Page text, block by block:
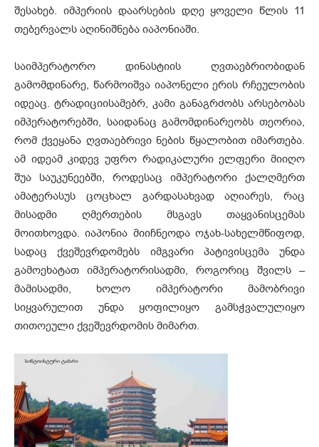
შესახებ. იმპერიის დაარსების დღე ყოველი წლის 11
თებერვალს აღინიშნება იაპონიაში.
საიმპერატორო დინასტიის ღვთაებრიობიდან
გამომდინარე, წარმოიშვა იაპონელი ერის რჩეულობის
იდეაც. ტრადიციისამებრ, კამი განაგრძობს არსებობას
იმპერატორებში, საიდანაც გამომდინარეობს თეორია,
რომ ქვეყანა ღვთაებრივი ნების წყალობით იმართება.
ამ იდეამ კიდევ უფრო რადიკალური ელფერი მიიღო
შუა საუკუნეებში, როდესაც იმპერატორი ქალღმერთ
ამატერასუს ცოცხალ გარდასახვად აღიარეს, რაც
მისადმი ღმერთების მსგავს თაყვანისცემას
მოითხოვდა. იაპონია მიიჩნეოდა ოჯახ-სახელმწიფოდ,
სადაც ქვეშევრდომებს იმგვარი პატივისცემა უნდა
გამოეხატათ იმპერატორისადმი, როგორიც შვილს –
მამისადმი, ხოლო იმპერატორი მამობრივი
სიყვარულით უნდა ყოფილიყო გამსჭვალულიყო
თითოეული ქვეშევრდომის მიმართ.